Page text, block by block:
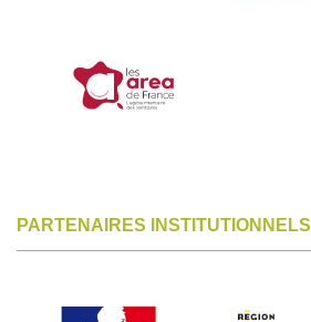
PARTENAIRES INSTITUTIONNELS